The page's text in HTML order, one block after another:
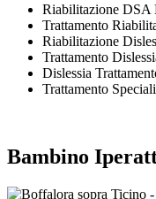
Riabilitazione DSA
Trattamento
Riabilitazione
Trattamento
Dislessia
Trattamento
Bambino